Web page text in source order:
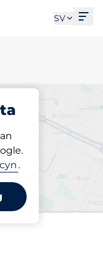
SV
.
Ladda
i